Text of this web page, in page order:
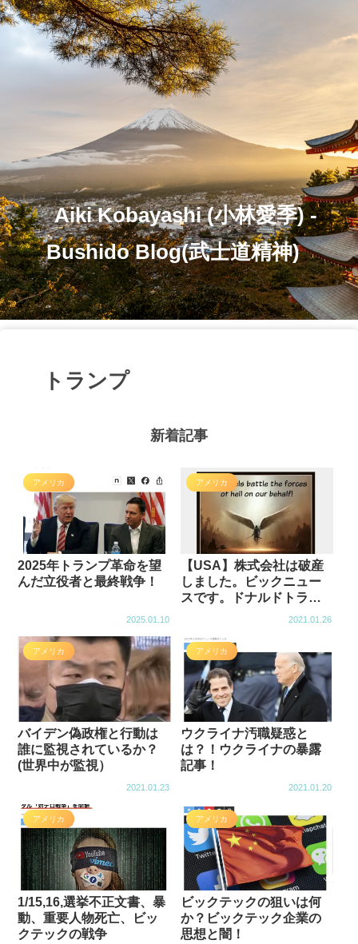
Aiki Kobayashi (小林愛季) -
Bushido Blog(武士道精神)
トランプ
新着記事
アメリカ
2025年トランプ革命を望
んだ立役者と最終戦争！
2025.01.10
アメリカ
【USA】株式会社は破産
しました。ビックニュー
スです。ドナルドトラン
プは、すでに勝っていま
す。
2021.01.26
アメリカ
バイデン偽政権と行動は
誰に監視されているか？
(世界中が監視）
2021.01.23
アメリカ
ウクライナ汚職疑惑と
は？！ウクライナの暴露
記事！
2021.01.20
アメリカ
1/15,16,選挙不正文書、暴
動、重要人物死亡、ビッ
クテックの戦争
アメリカ
ビックテックの狙いは何
か？ビックテック企業の
思想と闇！